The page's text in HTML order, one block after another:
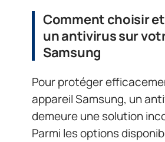
Comment choisir
un antivirus sur
Samsung
Pour protéger
appareil Samsung, un
demeure une solution
Parmi les options